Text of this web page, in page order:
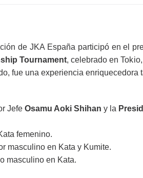
de JKA España participó en el
Tournament, celebrado en
fue una experiencia enriquecedora
Jefe Osamu Aoki Shihan y la
femenino.
masculino en Kata y Kumite.
masculino en Kata.